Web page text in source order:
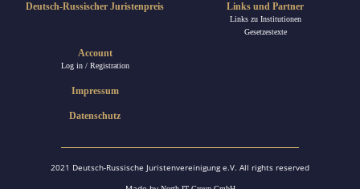
Deutsch-Russischer Juristenpreis
Account
Log in / Registration
Links und Partner
Links zu Institutionen
Gesetzestexte
Impressum
Datenschutz
2021 Deutsch-Russische Juristenvereinigung e.V. All rights reserved